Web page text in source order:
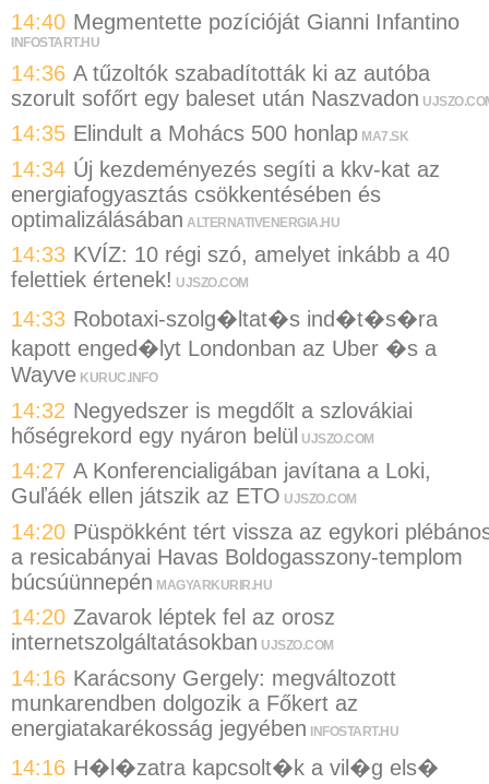
14:40 Megmentette pozícióját Gianni Infantino
INFOSTART.HU
14:36 A tűzoltók szabadították ki az autóba
szorult sofőrt egy baleset után Naszvadon
14:35 Elindult a Mohács 500 honlap MA7.SK
14:34 Új kezdeményezés segíti a kkv-kat az
energiafogyasztás csökkentésében és
optimalizálásában ALTERNATIVENERGIA.HU
14:33 KVÍZ: 10 régi szó, amelyet inkább a 40
felettiek értenek! UJSZO.COM
14:33 Robotaxi-szolg�ltat�s ind�t�s�ra
kapott enged�lyt Londonban az Uber �s a
Wayve KURUC.INFO
14:32 Negyedszer is megdőlt a szlovákiai
hőségrekord egy nyáron belül UJSZO.COM
14:27 A Konferencialigában javítana a Loki,
Guľáék ellen játszik az ETO UJSZO.COM
14:20 Püspökként tért vissza az egykori
a resicabányai Havas Boldogasszony-templom
búcsúünnepén MAGYARKURIR.HU
14:20 Zavarok léptek fel az orosz
internetszolgáltatásokban UJSZO.COM
14:16 Karácsony Gergely: megváltozott
munkarendben dolgozik a Főkert az
energiatakarékosság jegyében
INFOSTART.HU
14:16 H�l�zatra kapcsolt�k a vil�g els�